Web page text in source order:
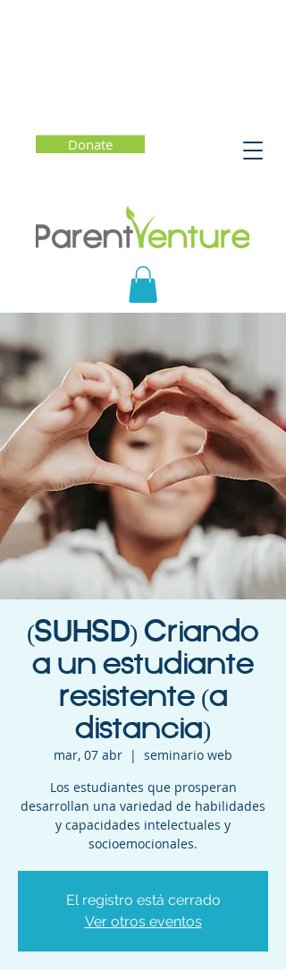
Donate
(SUHSD) Criando
a un estudiante
resistente (a
distancia)
mar, 07 abr
  |
seminario web
Los estudiantes que prosperan
desarrollan una variedad de habilidades
y capacidades intelectuales y
socioemocionales.
El registro está cerrado
Ver otros eventos